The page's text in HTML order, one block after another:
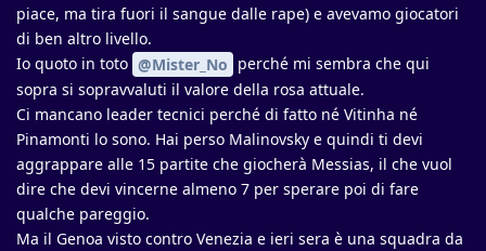
piace, ma tira fuori il sangue dalle rape) e avevamo giocatori
di ben altro livello.
Io quoto in toto @Mister_No perché mi sembra che qui
sopra si sopravvaluti il valore della rosa attuale.
Ci mancano leader tecnici perché di fatto né Vitinha né
Pinamonti lo sono. Hai perso Malinovsky e quindi ti devi
aggrappare alle 15 partite che giocherà Messias, il che vuol
dire che devi vincerne almeno 7 per sperare poi di fare
qualche pareggio.
Ma il Genoa visto contro Venezia e ieri sera è una squadra da